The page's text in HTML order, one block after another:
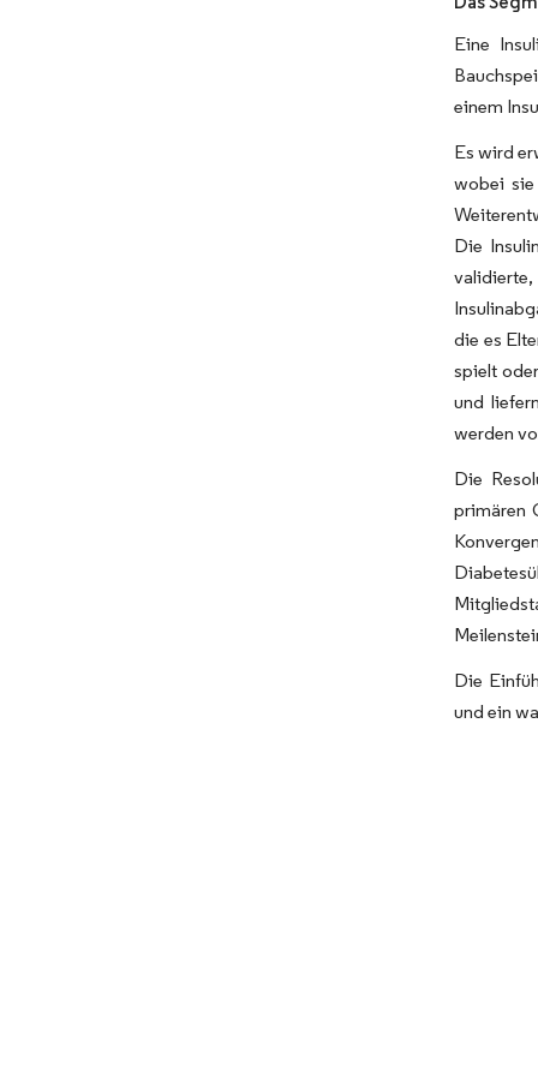
Eine
einem
Es wird
wobei sie
Die
die es
spielt
und
werden
Die
primären
Die
und ein